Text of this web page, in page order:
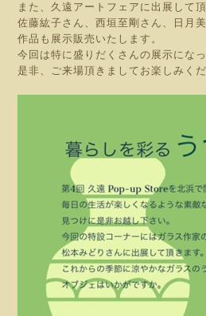
また、久遠アートフェアに出展して
佐藤紘子さん、西垣至剛さん、日月
作品も展示販売いたします。
今回は特に盛りだくさんの展示になっ
是非、ご来場頂きましてお楽しみくだ